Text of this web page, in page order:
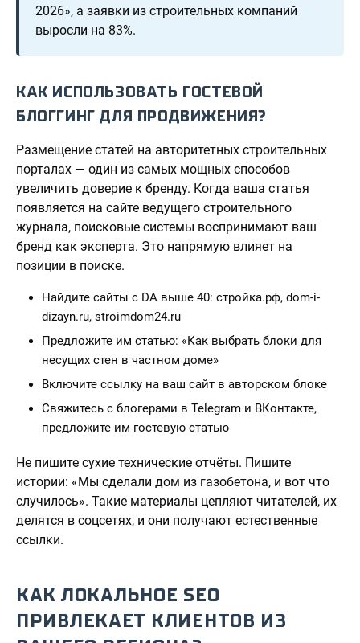
2026», а заявки из строительных компаний
выросли на 83%.
КАК ИСПОЛЬЗОВАТЬ ГОСТЕВОЙ
БЛОГГИНГ ДЛЯ ПРОДВИЖЕНИЯ?
Размещение статей на авторитетных строительных
порталах — один из самых мощных способов
увеличить доверие к бренду. Когда ваша статья
появляется на сайте ведущего строительного
журнала, поисковые системы воспринимают ваш
бренд как эксперта. Это напрямую влияет на
позиции в поиске.
Найдите сайты с DA выше 40: стройка.рф, dom-i-
dizayn.ru, stroimdom24.ru
Предложите им статью: «Как выбрать блоки для
несущих стен в частном доме»
Включите ссылку на ваш сайт в авторском блоке
Свяжитесь с блогерами в Telegram и ВКонтакте,
предложите им гостевую статью
Не пишите сухие технические отчёты. Пишите
истории: «Мы сделали дом из газобетона, и вот что
случилось». Такие материалы цепляют читателей, их
делятся в соцсетях, и они получают естественные
ссылки.
КАК ЛОКАЛЬНОЕ SEO
ПРИВЛЕКАЕТ КЛИЕНТОВ ИЗ